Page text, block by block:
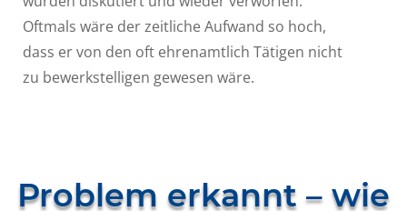
Oftmals wäre der zeitliche Aufwand so hoch,
dass er von den oft ehrenamtlich Tätigen nicht
zu bewerkstelligen gewesen wäre.
Problem erkannt – wie